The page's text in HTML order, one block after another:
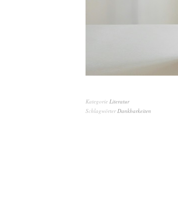
Kategorie Literatur
SchlagwörterDankbarkeiten